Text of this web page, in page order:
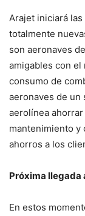
Arajet iniciará
totalmente
son aeronaves
amigables con el
consumo de
aeronaves de un
aerolínea
mantenimiento y
ahorros a los
Próxima llegada
En estos